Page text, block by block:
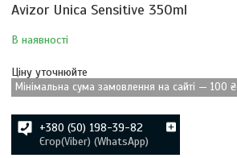
Avizor Unica Sensitive 350ml
В наявності
Ціну уточнюйте
Мінімальна сума замовлення на сайті — 100 ₴
+380 (50) 198-39-82
Єгор(Viber) (WhatsApp)